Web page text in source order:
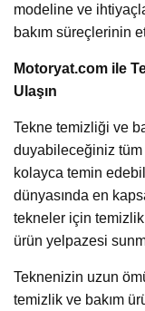
modeline ve
bakım süreçlerinin
Motoryat.com ile
Ulaşın
Tekne temizliği ve
duyabileceğiniz tüm
kolayca temin
dünyasında en
tekneler için
ürün yelpazesi
Teknenizin uzun
temizlik ve bakım